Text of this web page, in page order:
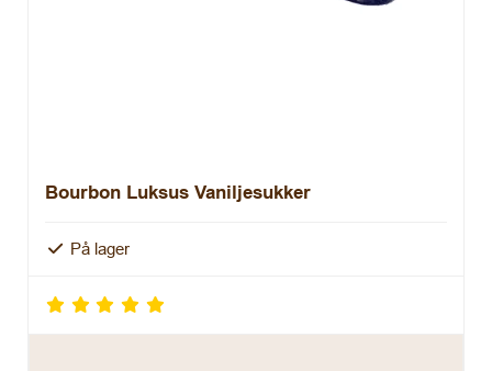
Bourbon Luksus Vaniljesukker
På lager